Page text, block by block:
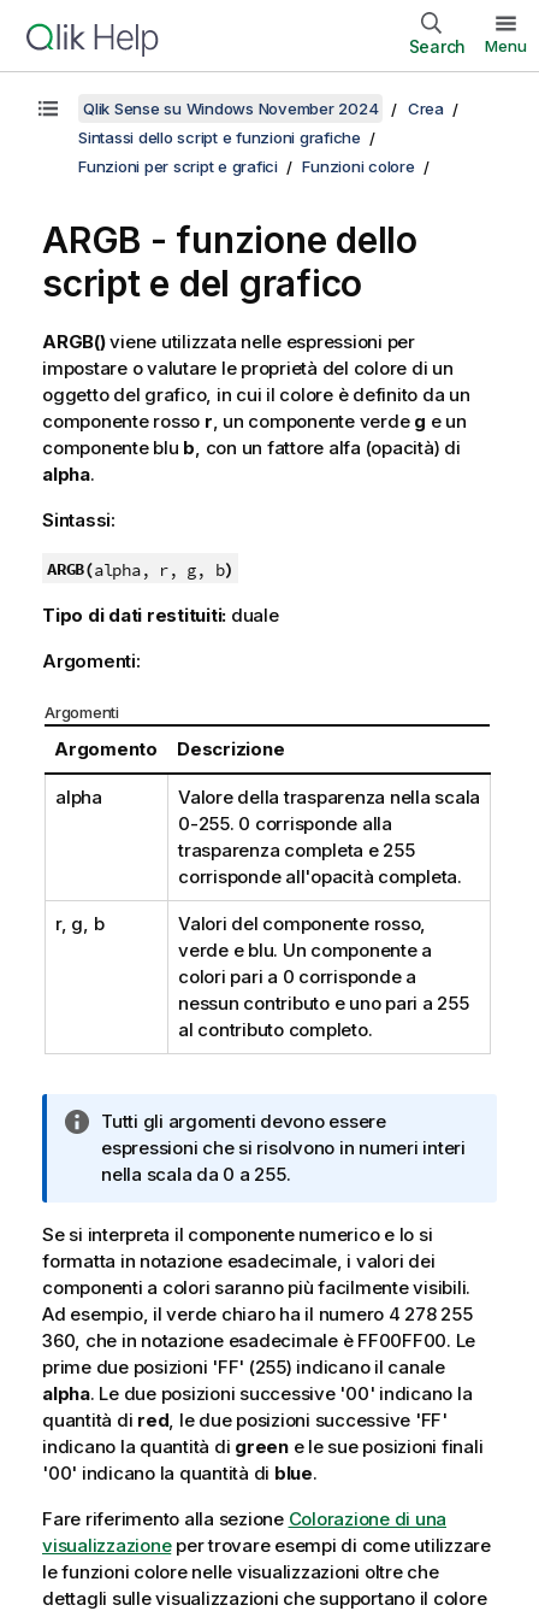
Search Menu
Qlik Sense su Windows November 2024
Crea
Sintassi dello script e funzioni grafiche
Funzioni per script e grafici
Funzioni colore
ARGB - funzione dello
script e del grafico
ARGB()viene utilizzata nelle espressioni per
impostare o valutare le proprietà del colore di un
oggetto del grafico, in cui il colore è definito da un
componente rosso r, un componente verde g e un
componente blu b, con un fattore alfa (opacità) di
alpha.
Sintassi:
ARGB(alpha, r, g, b)
Tipo di dati restituiti: duale
Argomenti:
Argomenti
Argomento Descrizione
alpha
Valore della trasparenza nella scala
0-255. 0 corrisponde alla
trasparenza completa e 255
corrisponde all'opacità completa.
r, g, b
Valori del componente rosso,
verde e blu. Un componente a
colori pari a 0 corrisponde a
nessun contributo e uno pari a 255
al contributo completo.
N
o
t
i
n
f
o
r
m
a
t
i
c
Tutti gli argomenti devono essere
espressioni che si risolvono in numeri interi
nella scala da 0 a 255.
Se si interpreta il componente numerico e lo si
formatta in notazione esadecimale, i valori dei
componenti a colori saranno più facilmente visibili.
Ad esempio, il verde chiaro ha il numero 4 278 255
360, che in notazione esadecimale è FF00FF00. Le
prime due posizioni 'FF' (255) indicano il canale
alpha. Le due posizioni successive '00' indicano la
quantità di red , le due posizioni successive 'FF'
indicano la quantità di greene le sue posizioni finali
'00' indicano la quantità di blue.
Fare riferimento alla sezione Colorazione di una
visualizzazioneper trovare esempi di come utilizzare
le funzioni colore nelle visualizzazioni oltre che
dettagli sulle visualizzazioni che supportano il colore